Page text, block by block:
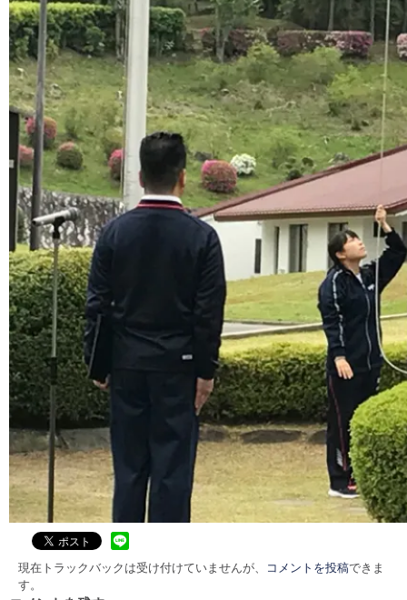
現在トラックバックは受け付けていませんが、 コメントを投稿できま
す。